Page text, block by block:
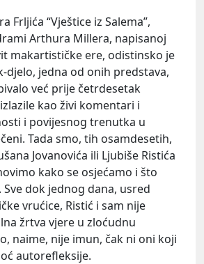
Frljića “Vještice iz Salema”,
Arthura Millera, napisanoj
makartističke ere, odistinsko je
djelo, jedna od onih predstava,
već prije četrdesetak
kao živi komentari i
i povijesnog trenutka u
Tada smo, tih osamdesetih,
Jovanovića ili Ljubiše Ristića
kako se osjećamo i što
Sve dok jednog dana, usred
vrućice, Ristić i sam nije
žrtva vjere u zloćudnu
naime, nije imun, čak ni oni koji
autorefleksije.